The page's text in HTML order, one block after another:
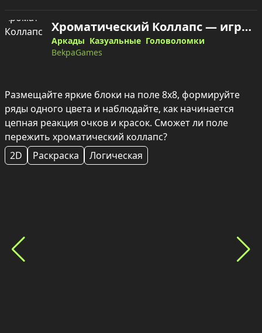
Хроматический Коллапс — играть онлайн
Аркады Казуальные Головоломки
BekpaGames
Размещайте яркие блоки на поле 8x8, формируйте
ряды одного цвета и наблюдайте, как начинается
цепная реакция очков и красок. Сможет ли поле
пережить хроматический коллапс?
2D
Раскраска Логическая